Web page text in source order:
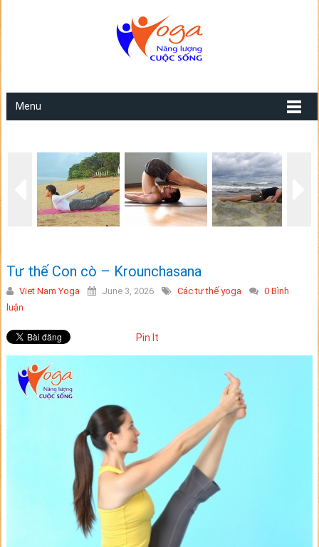
Menu
Tư thế Con cò – Krounchasana
Viet Nam Yoga June 3, 2026 Các tư thế yoga
0 Bình
luận
Pin It